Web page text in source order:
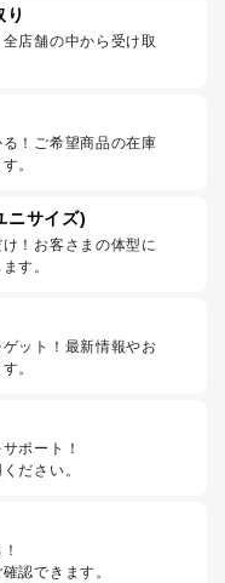
店舗の中から受け取
！ご希望商品の在庫
。
ニサイズ)
！お客さまの体型に
す。
ット！最新情報やお
。
ポート！
ださい。
認できます。